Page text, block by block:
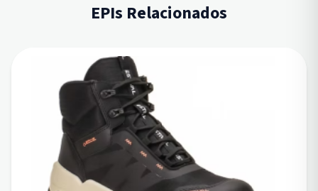
EPIs Relacionados